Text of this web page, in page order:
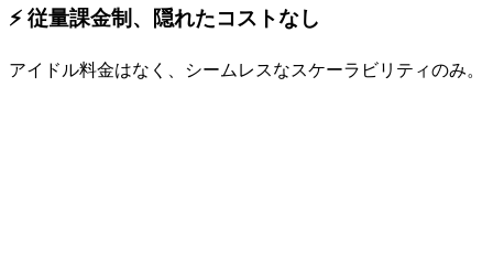
⚡ 従量課金制、隠れたコストなし
アイドル料金はなく、シームレスなスケーラビリティのみ。